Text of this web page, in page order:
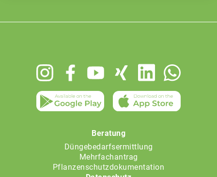
Beratung
Düngebedarfsermittlung
Mehrfachantrag
Pflanzenschutzdokumentation